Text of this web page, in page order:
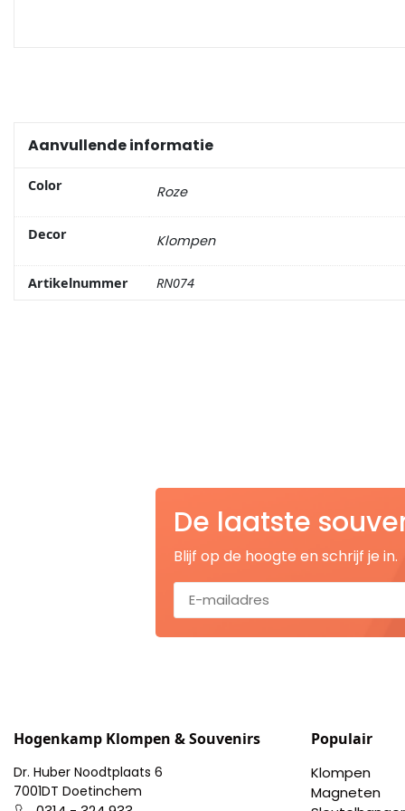
Aanvullende informatie
Color Roze
Decor Klompen
Artikelnummer RN074
Kaasschaaf
Onderzetters
Vingerhoedjes
Displays
De laatste
Blijf op de hoogte en schrijf je in.
Hogenkamp Klompen & Souvenirs
Dr. Huber Noodtplaats 6
7001DT Doetinchem
Populair
Klompen
Magneten